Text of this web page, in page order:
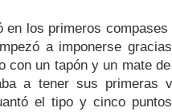
en los primeros
a imponerse
con un tapón y un mate
a tener sus primeras
el tipo y cinco